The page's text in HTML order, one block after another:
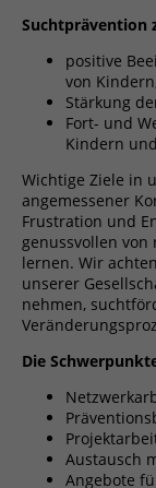
Suchtprävention
positive
von
Stärkung
Fort- und
Kindern
Wichtige Ziele in
angemessener
Frustration und
genussvollen
lernen. Wir
unserer
nehmen,
Die
Austausch
Angebote